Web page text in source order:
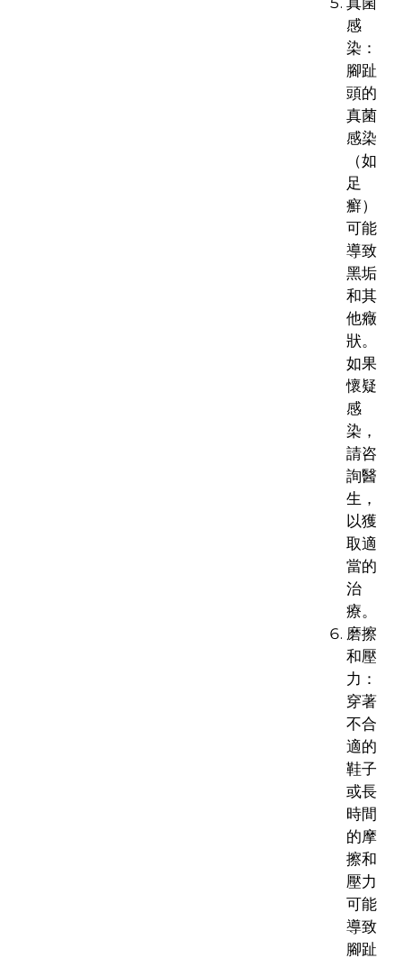
感
染：
腳趾
頭的
真菌
感染
（如
足
癬）
可能
導致
黑垢
和其
他癥
狀。
如果
懷疑
感
染，
請咨
詢醫
生，
以獲
取適
當的
治
療。
磨擦
和壓
力：
穿著
不合
適的
鞋子
或長
時間
的摩
擦和
壓力
可能
導致
腳趾